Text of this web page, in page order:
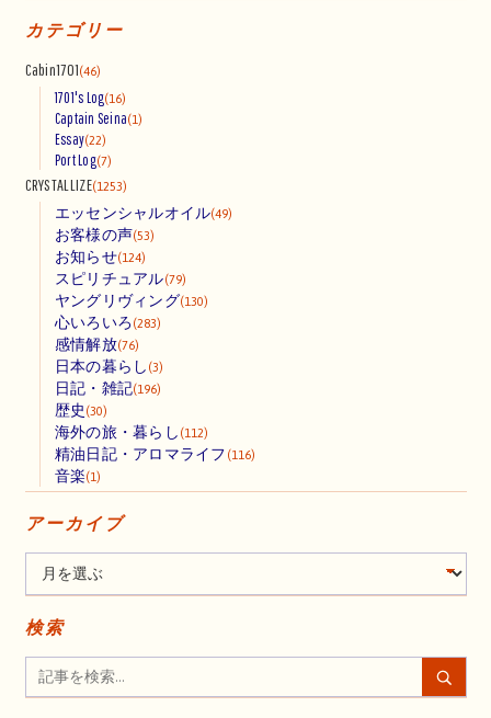
カテゴリー
Cabin1701(46)
1701's Log(16)
Captain Seina(1)
Essay(22)
Port Log(7)
CRYSTALLIZE(1253)
エッセンシャルオイル(49)
お客様の声(53)
お知らせ(124)
スピリチュアル(79)
ヤングリヴィング(130)
心いろいろ (283)
感情解放(76)
日本の暮らし (3)
日記・雑記(196)
歴史 (30)
海外の旅・暮らし (112)
精油日記・アロマライフ (116)
音楽(1)
アーカイブ
検索